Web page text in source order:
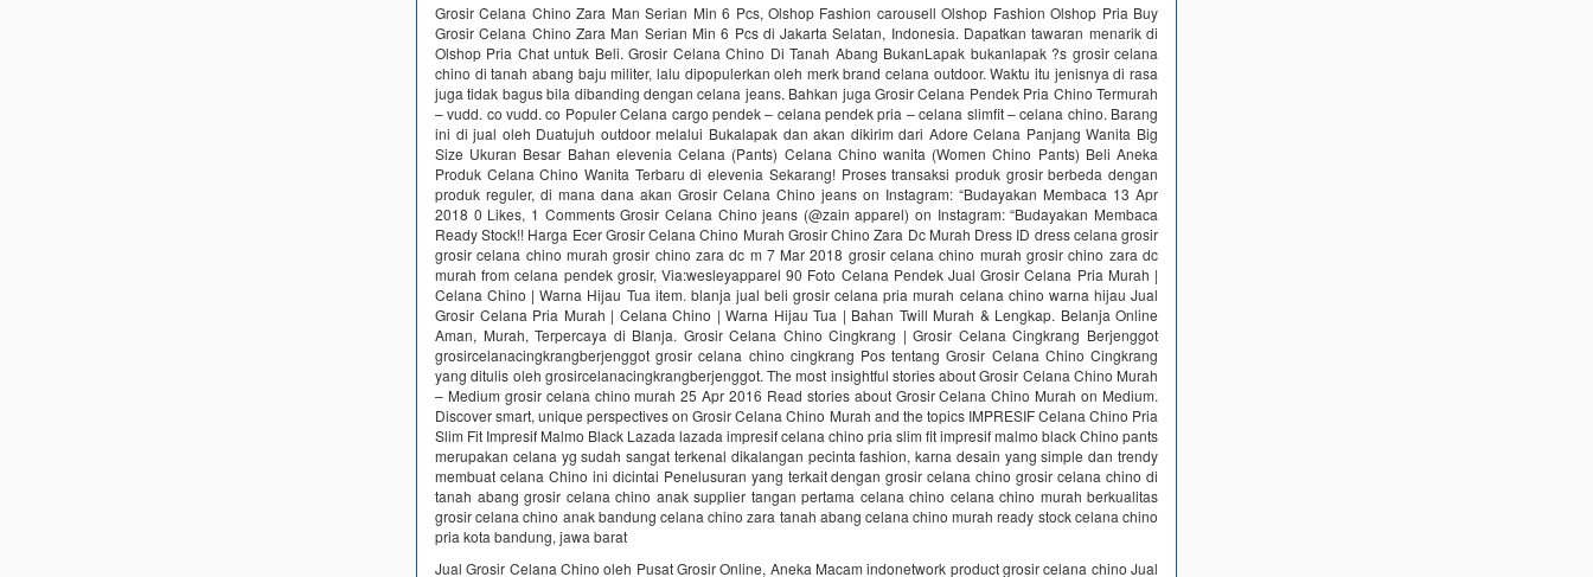
Grosir Celana Chino Zara Man Serian Min 6 Pcs, Olshop Fashion carousell Olshop Fashion Olshop Pria Buy
Grosir Celana Chino Zara Man Serian Min 6 Pcs di Jakarta Selatan, Indonesia. Dapatkan tawaran menarik di
Olshop Pria Chat untuk Beli. Grosir Celana Chino Di Tanah Abang BukanLapak bukanlapak ?s grosir celana
chino di tanah abang baju militer, lalu dipopulerkan oleh merk brand celana outdoor. Waktu itu jenisnya di rasa
juga tidak bagus bila dibanding dengan celana jeans. Bahkan juga Grosir Celana Pendek Pria Chino Termurah
– vudd. co vudd. co Populer Celana cargo pendek – celana pendek pria – celana slimfit – celana chino. Barang
ini di jual oleh Duatujuh outdoor melalui Bukalapak dan akan dikirim dari Adore Celana Panjang Wanita Big
Size Ukuran Besar Bahan elevenia Celana (Pants) Celana Chino wanita (Women Chino Pants) Beli Aneka
Produk Celana Chino Wanita Terbaru di elevenia Sekarang! Proses transaksi produk grosir berbeda dengan
produk reguler, di mana dana akan Grosir Celana Chino jeans on Instagram: “Budayakan Membaca 13 Apr
2018 0 Likes, 1 Comments Grosir Celana Chino jeans (@zain apparel) on Instagram: “Budayakan Membaca
Ready Stock!! Harga Ecer Grosir Celana Chino Murah Grosir Chino Zara Dc Murah Dress ID dress celana grosir
grosir celana chino murah grosir chino zara dc m 7 Mar 2018 grosir celana chino murah grosir chino zara dc
murah from celana pendek grosir, Via:wesleyapparel 90 Foto Celana Pendek Jual Grosir Celana Pria Murah |
Celana Chino | Warna Hijau Tua item. blanja jual beli grosir celana pria murah celana chino warna hijau Jual
Grosir Celana Pria Murah | Celana Chino | Warna Hijau Tua | Bahan Twill Murah & Lengkap. Belanja Online
Aman, Murah, Terpercaya di Blanja. Grosir Celana Chino Cingkrang | Grosir Celana Cingkrang Berjenggot
grosircelanacingkrangberjenggot grosir celana chino cingkrang Pos tentang Grosir Celana Chino Cingkrang
yang ditulis oleh grosircelanacingkrangberjenggot. The most insightful stories about Grosir Celana Chino Murah
– Medium grosir celana chino murah 25 Apr 2016 Read stories about Grosir Celana Chino Murah on Medium.
Discover smart, unique perspectives on Grosir Celana Chino Murah and the topics IMPRESIF Celana Chino Pria
Slim Fit Impresif Malmo Black Lazada lazada impresif celana chino pria slim fit impresif malmo black Chino pants
merupakan celana yg sudah sangat terkenal dikalangan pecinta fashion, karna desain yang simple dan trendy
membuat celana Chino ini dicintai Penelusuran yang terkait dengan grosir celana chino grosir celana chino di
tanah abang grosir celana chino anak supplier tangan pertama celana chino celana chino murah berkualitas
grosir celana chino anak bandung celana chino zara tanah abang celana chino murah ready stock celana chino
pria kota bandung, jawa barat
Jual Grosir Celana Chino oleh Pusat Grosir Online, Aneka Macam indonetwork product grosir celana chino Jual